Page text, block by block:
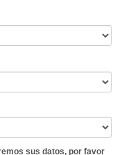
sus datos, por favor